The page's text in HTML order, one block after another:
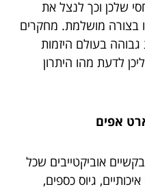
שלכן וכך לנצל את
בצורה מושלמת. מחקרים
גבוהה בעולם היזמות
לדעת מהו היתרון
אפים
אוביקטייבים שכל
גיוס כספים,